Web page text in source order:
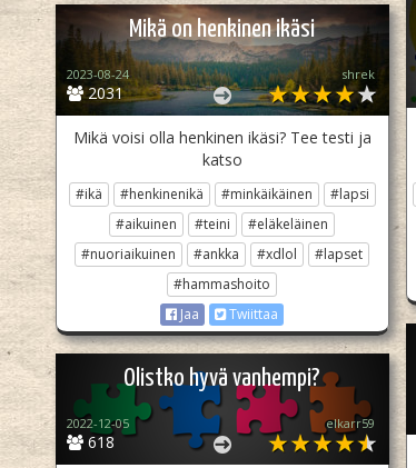
Mikä on henkinen ikäsi
2031
2023-08-24 shrek
Mikä voisi olla henkinen ikäsi? Tee testi ja
katso
#ikä #henkinenikä #minkäikäinen
#lapsi
#aikuinen
#teini
#eläkeläinen
#nuoriaikuinen
#ankka #xdlol
#lapset
#hammashoito
Jaa
Twiittaa
Olistko hyvä vanhempi?
618
2022-12-05 elkarr59